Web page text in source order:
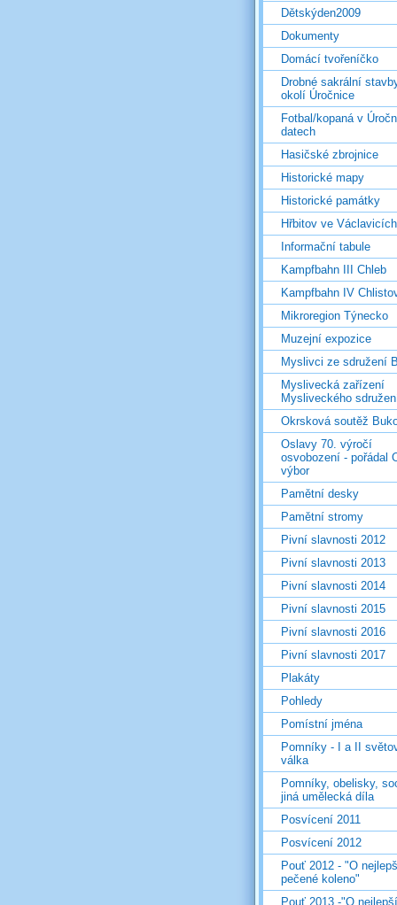
Dětskýden2009
Dokumenty
Domácí tvořeníčko
Drobné sakrální
okolí Úročnice
Fotbal/kopaná v
datech
Hasičské zbrojnice
Historické mapy
Historické památky
Hřbitov ve Václavicích
Informační tabule
Kampfbahn III Chleb
Kampfbahn IV
Mikroregion Týnecko
Muzejní expozice
Myslivci ze sdružení
Myslivecká zařízení
Mysliveckého
Okrsková soutěž
Oslavy 70. výročí
osvobození - pořádal
výbor
Pamětní desky
Pamětní stromy
Pivní slavnosti 2012
Pivní slavnosti 2013
Pivní slavnosti 2014
Pivní slavnosti 2015
Pivní slavnosti 2016
Pivní slavnosti 2017
Plakáty
Pohledy
Pomístní jména
Pomníky - I a II
válka
Pomníky, obelisky,
jiná umělecká díla
Posvícení 2011
Posvícení 2012
Pouť 2012 - "O
pečené koleno"
Pouť 2013 -"O nejlepší